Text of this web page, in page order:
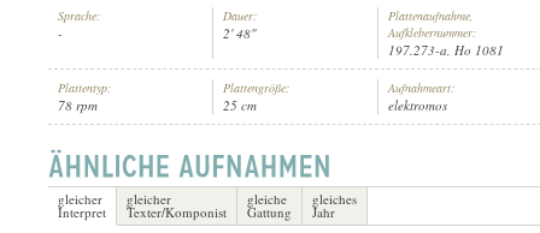
Sprache:
-
Dauer:
2' 48"
Plattenaufnahme,
Aufklebernummer:
197.273-a, Ho 1081
Plattentyp:
78 rpm
Plattengröße:
25 cm
Aufnahmeart:
elektromos
gleicher
Interpret
gleicher
Texter/Komponist
gleiche
Gattung
gleiches
Jahr